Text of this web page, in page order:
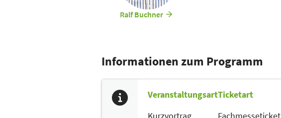
Ralf Buchner
Informationen zum Programm
VeranstaltungsartTicketart